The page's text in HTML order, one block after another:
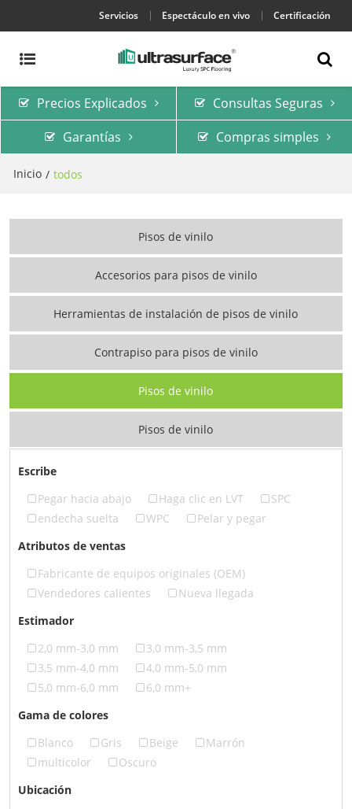
Servicios Espectáculo en vivo Certificación
Precios Explicados
Consultas Seguras
Garantías
Compras simples
Inicio / todos
Pisos de vinilo
Accesorios para pisos de vinilo
Herramientas de instalación de pisos de vinilo
Contrapiso para pisos de vinilo
Pisos de vinilo
Pisos de vinilo
Escribe
Pegar hacia abajo
Haga clic en LVT
SPC
endecha suelta
WPC
Pelar y pegar
Atributos de ventas
Fabricante de equipos originales (OEM)
Vendedores calientes
Nueva llegada
Estimador
2,0 mm-3,0 mm
3,0 mm-3,5 mm
3,5 mm-4,0 mm
4,0 mm-5,0 mm
5,0 mm-6,0 mm
6,0 mm+
Gama de colores
Blanco
Gris Beige
Marrón
multicolor
Oscuro
Ubicación